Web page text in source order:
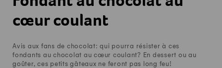
cœur coulant
Avis aux fans de chocolat: qui pourra résister à ces
fondants au chocolat au cœur coulant? En dessert ou au
goûter, ces petits gâteaux ne feront pas long feu!